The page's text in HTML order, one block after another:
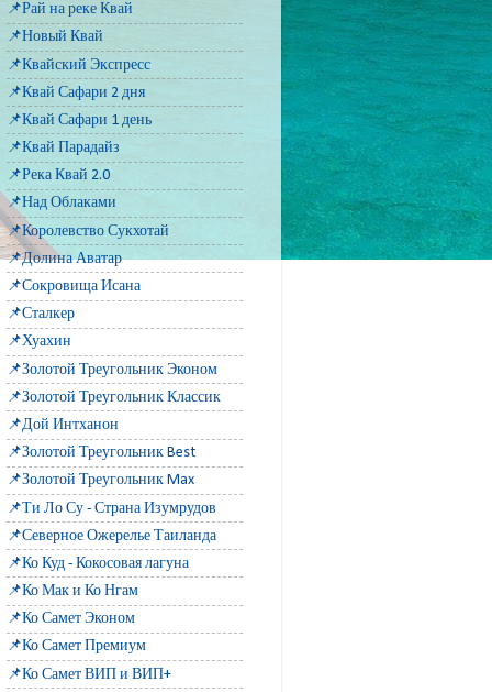
📌Рай на реке Квай
📌Новый Квай
📌Квайский Экспресс
📌Квай Сафари 2 дня
📌Квай Сафари 1 день
📌Квай Парадайз
📌Река Квай 2.0
📌Над Облаками
📌Королевство Сукхотай
📌Долина Аватар
📌Сокровища Исана
📌Сталкер
📌Хуахин
📌Золотой Треугольник Эконом
📌Золотой Треугольник Классик
📌Дой Интханон
📌Золотой Треугольник Best
📌Золотой Треугольник Max
📌Ти Ло Су - Страна Изумрудов
📌Северное Ожерелье Таиланда
📌Ко Куд - Кокосовая лагуна
📌Ко Мак и Ко Нгам
📌Ко Самет Эконом
📌Ко Самет Премиум
📌Ко Самет ВИП и ВИП+